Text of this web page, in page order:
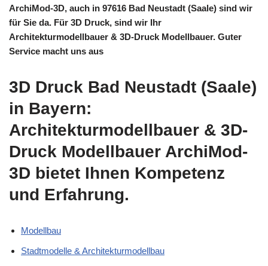
ArchiMod-3D, auch in 97616 Bad Neustadt (Saale) sind wir
für Sie da. Für 3D Druck, sind wir Ihr
Architekturmodellbauer & 3D-Druck Modellbauer. Guter
Service macht uns aus
3D Druck Bad Neustadt (Saale)
in Bayern:
Architekturmodellbauer & 3D-
Druck Modellbauer ArchiMod-
3D bietet Ihnen Kompetenz
und Erfahrung.
Modellbau
Stadtmodelle & Architekturmodellbau